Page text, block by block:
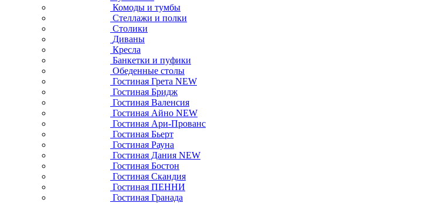
Комоды и тумбы
Стеллажи и полки
Столики
Диваны
Кресла
Банкетки и пуфики
Обеденные столы
Гостиная Грета NEW
Гостиная Бридж
Гостиная Валенсия
Гостиная Айно NEW
Гостиная Ари-Прованс
Гостиная Бьерт
Гостиная Рауна
Гостиная Дания NEW
Гостиная Бостон
Гостиная Скандия
Гостиная ПЕННИ
Гостиная Гранада